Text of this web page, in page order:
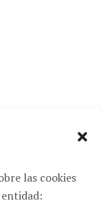
las cookies